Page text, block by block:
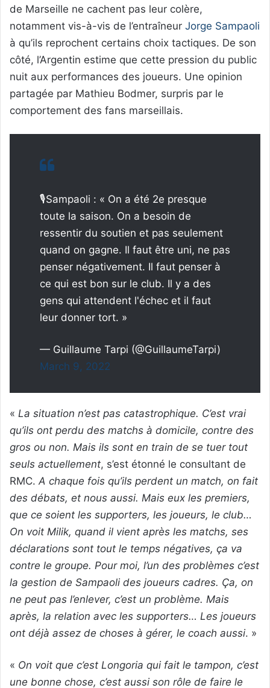
de Marseille ne cachent pas leur colère,
notamment vis-à-vis de l’entraîneur Jorge Sampaoli
à qu’ils reprochent certains choix tactiques. De son
côté, l’Argentin estime que cette pression du public
nuit aux performances des joueurs. Une opinion
partagée par Mathieu Bodmer, surpris par le
comportement des fans marseillais.
🎙Sampaoli : « On a été 2e presque
toute la saison. On a besoin de
ressentir du soutien et pas seulement
quand on gagne. Il faut être uni, ne pas
penser négativement. Il faut penser à
ce qui est bon sur le club. Il y a des
gens qui attendent l'échec et il faut
leur donner tort. »
— Guillaume Tarpi (@GuillaumeTarpi)
March 9, 2022
« La situation n’est pas catastrophique. C’est vrai
qu’ils ont perdu des matchs à domicile, contre des
gros ou non. Mais ils sont en train de se tuer tout
seuls actuellement, s’est étonné le consultant de
RMC.A chaque fois qu’ils perdent un match, on fait
des débats, et nous aussi. Mais eux les premiers,
que ce soient les supporters, les joueurs, le club…
On voit Milik, quand il vient après les matchs, ses
déclarations sont tout le temps négatives, ça va
contre le groupe. Pour moi, l’un des problèmes c’est
la gestion de Sampaoli des joueurs cadres. Ça, on
ne peut pas l’enlever, c’est un problème. Mais
après, la relation avec les supporters… Les joueurs
ont déjà assez de choses à gérer, le coach aussi. »
« On voit que c’est Longoria qui fait le tampon, c’est
une bonne chose, c’est aussi son rôle de faire le